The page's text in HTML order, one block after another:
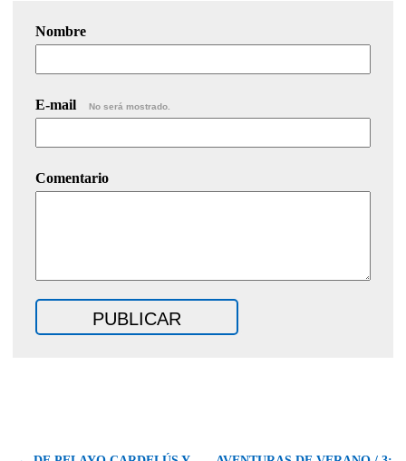
Nombre
E-mail No será mostrado.
Comentario